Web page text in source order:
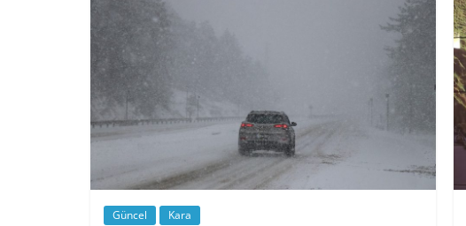
Güncel Kara